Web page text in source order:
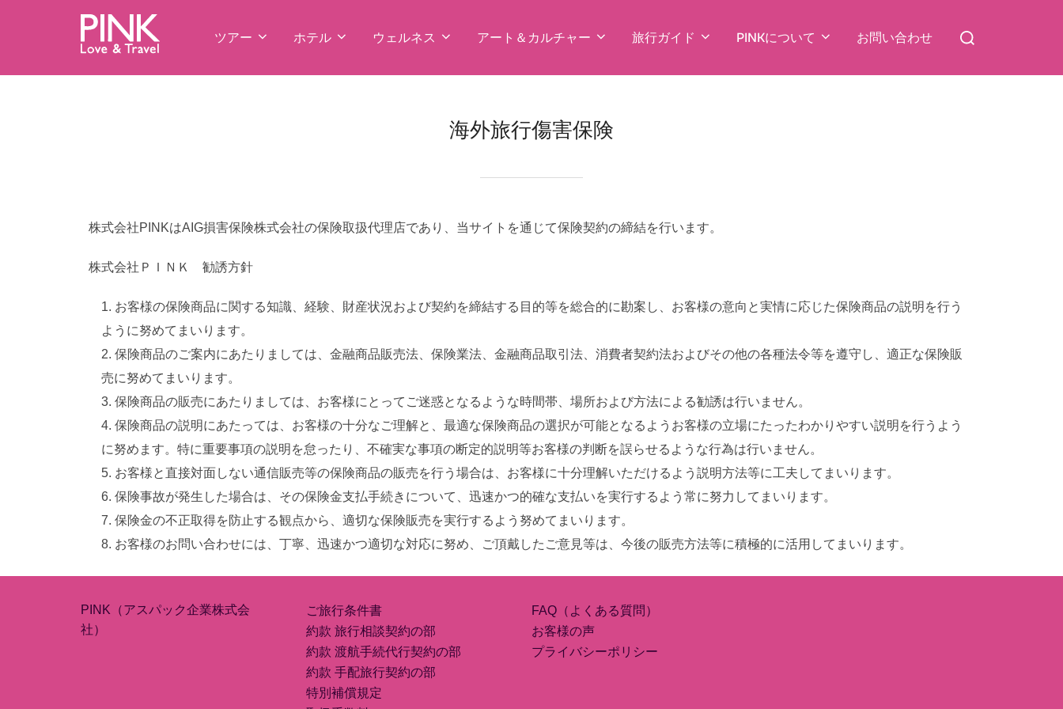
ン
ツアー ホテル ウェルネス アート＆カルチャー 旅行ガイド PINKについて お問い合わせ
対
海外旅行傷害保険
株式会社PINKはAIG損害保険株式会社の保険取扱代理店であり、当サイトを通じて保険契約の締結を行います。
株式会社ＰＩＮＫ 勧誘方針
お客様の保険商品に関する知識、経験、財産状況および契約を締結する目的等を総合的に勘案し、お客様の意向と実情に応じた保険商品の説明を行う
ように努めてまいります。
保険商品のご案内にあたりましては、金融商品販売法、保険業法、金融商品取引法、消費者契約法およびその他の各種法令等を遵守し、適正な保険販
売に努めてまいります。
保険商品の販売にあたりましては、お客様にとってご迷惑となるような時間帯、場所および方法による勧誘は行いません。
保険商品の説明にあたっては、お客様の十分なご理解と、最適な保険商品の選択が可能となるようお客様の立場にたったわかりやすい説明を行うよう
に努めます。特に重要事項の説明を怠ったり、不確実な事項の断定的説明等お客様の判断を誤らせるような行為は行いません。
お客様と直接対面しない通信販売等の保険商品の販売を行う場合は、お客様に十分理解いただけるよう説明方法等に工夫してまいります。
保険事故が発生した場合は、その保険金支払手続きについて、迅速かつ的確な支払いを実行するよう常に努力してまいります。
保険金の不正取得を防止する観点から、適切な保険販売を実行するよう努めてまいります。
お客様のお問い合わせには、丁寧、迅速かつ適切な対応に努め、ご頂戴したご意見等は、今後の販売方法等に積極的に活用してまいります。
PINK（アスパック企業株式会
社）
ご旅行条件書
約款 旅行相談契約の部
約款 渡航手続代行契約の部
約款 手配旅行契約の部
特別補償規定
FAQ（よくある質問）
お客様の声
プライバシーポリシー